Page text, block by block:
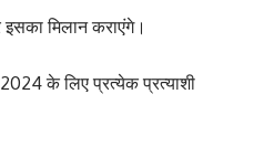
इसका मिलान कराएंगे।
2024 के लिए प्रत्येक प्रत्याशी